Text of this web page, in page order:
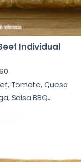
Individual
Tomate, Queso
Salsa BBQ...